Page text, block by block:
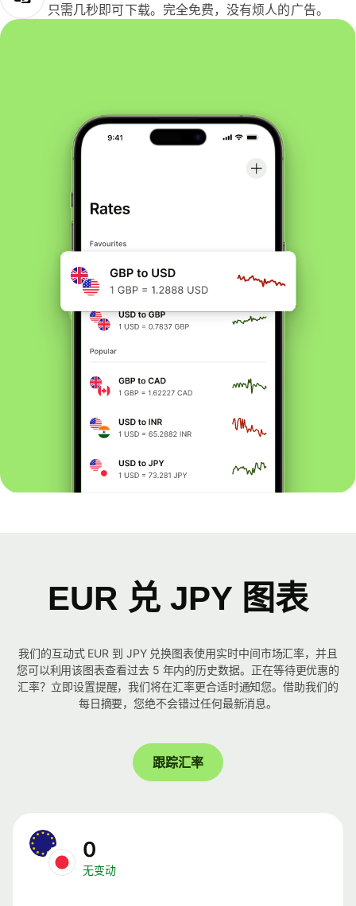
只需几秒即可下载。完全免费，没有烦人的广告。
EUR 兑 JPY 图表
我们的互动式 EUR 到 JPY 兑换图表使用实时中间市场汇率，并且
您可以利用该图表查看过去 5 年内的历史数据。正在等待更优惠的
汇率？立即设置提醒，我们将在汇率更合适时通知您。借助我们的
每日摘要，您绝不会错过任何最新消息。
跟踪汇率
0
无变动